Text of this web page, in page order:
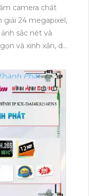
camera chất
giải 24 megapixel,
sắc nét và
và xinh xắn, dễ
hình Full HD,
sát từ xa
tích hợp tính
động, giúp bảo